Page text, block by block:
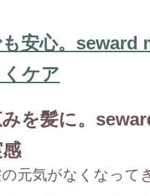
安心。seward
ケア
を髪に。
の元気がなくなっ